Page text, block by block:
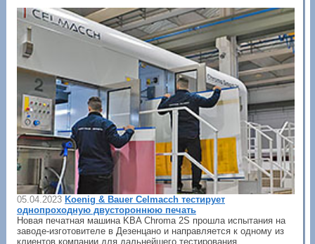
05.04.2023 Koenig & Bauer Celmacch тестирует
однопроходную двустороннюю печать
Новая печатная машина KBA Chroma 2S прошла испытания на
заводе-изготовителе в Дезенцано и направляется к одному из
клиентов компании для дальнейшего тестирования.